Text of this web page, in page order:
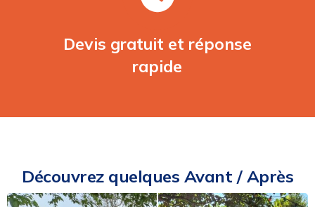
Devis gratuit et réponse
rapide
Découvrez quelques Avant / Après